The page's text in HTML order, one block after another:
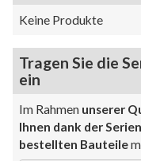
Keine Produkte
Tragen Sie die
ein
Im Rahmen unserer
Ihnen dank der
bestellten Bauteile